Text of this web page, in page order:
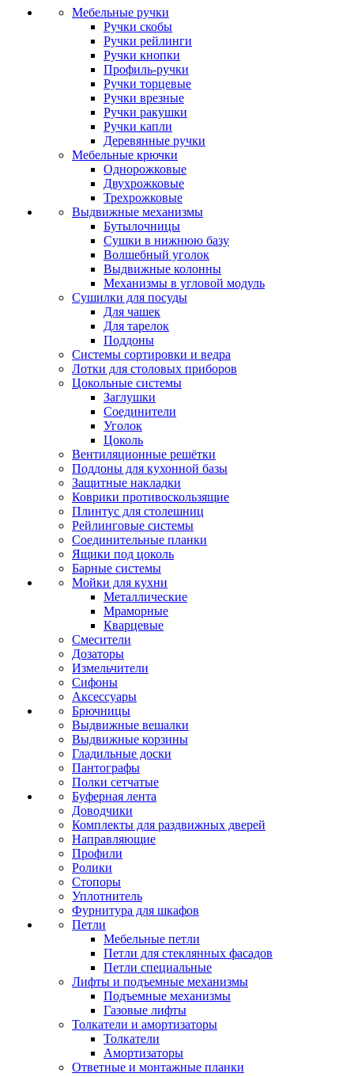
Мебельные ручки
Ручки скобы
Ручки рейлинги
Ручки кнопки
Профиль-ручки
Ручки торцевые
Ручки врезные
Ручки ракушки
Ручки капли
Деревянные ручки
Мебельные крючки
Однорожковые
Двухрожковые
Трехрожковые
Выдвижные механизмы
Бутылочницы
Сушки в нижнюю базу
Волшебный уголок
Выдвижные колонны
Механизмы в угловой модуль
Сушилки для посуды
Для чашек
Для тарелок
Поддоны
Системы сортировки и ведра
Лотки для столовых приборов
Цокольные системы
Заглушки
Соединители
Уголок
Цоколь
Вентиляционные решётки
Поддоны для кухонной базы
Защитные накладки
Коврики противоскользящие
Плинтус для столешниц
Рейлинговые системы
Соединительные планки
Ящики под цоколь
Барные системы
Мойки для кухни
Металлические
Мраморные
Кварцевые
Смесители
Дозаторы
Измельчители
Сифоны
Аксессуары
Брючницы
Выдвижные вешалки
Выдвижные корзины
Гладильные доски
Пантографы
Полки сетчатые
Буферная лента
Доводчики
Комплекты для раздвижных дверей
Направляющие
Профили
Ролики
Стопоры
Уплотнитель
Фурнитура для шкафов
Петли
Мебельные петли
Петли для стеклянных фасадов
Петли специальные
Лифты и подъемные механизмы
Подъемные механизмы
Газовые лифты
Толкатели и амортизаторы
Толкатели
Амортизаторы
Ответные и монтажные планки